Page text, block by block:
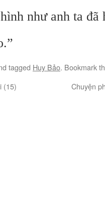
như anh ta
tagged Huy Bảo. Bookmark
(15) Chuyện